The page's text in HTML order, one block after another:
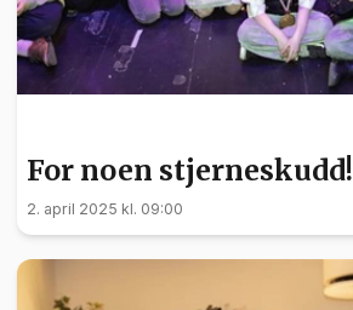
For noen stjerneskudd!
2. april 2025 kl. 09:00